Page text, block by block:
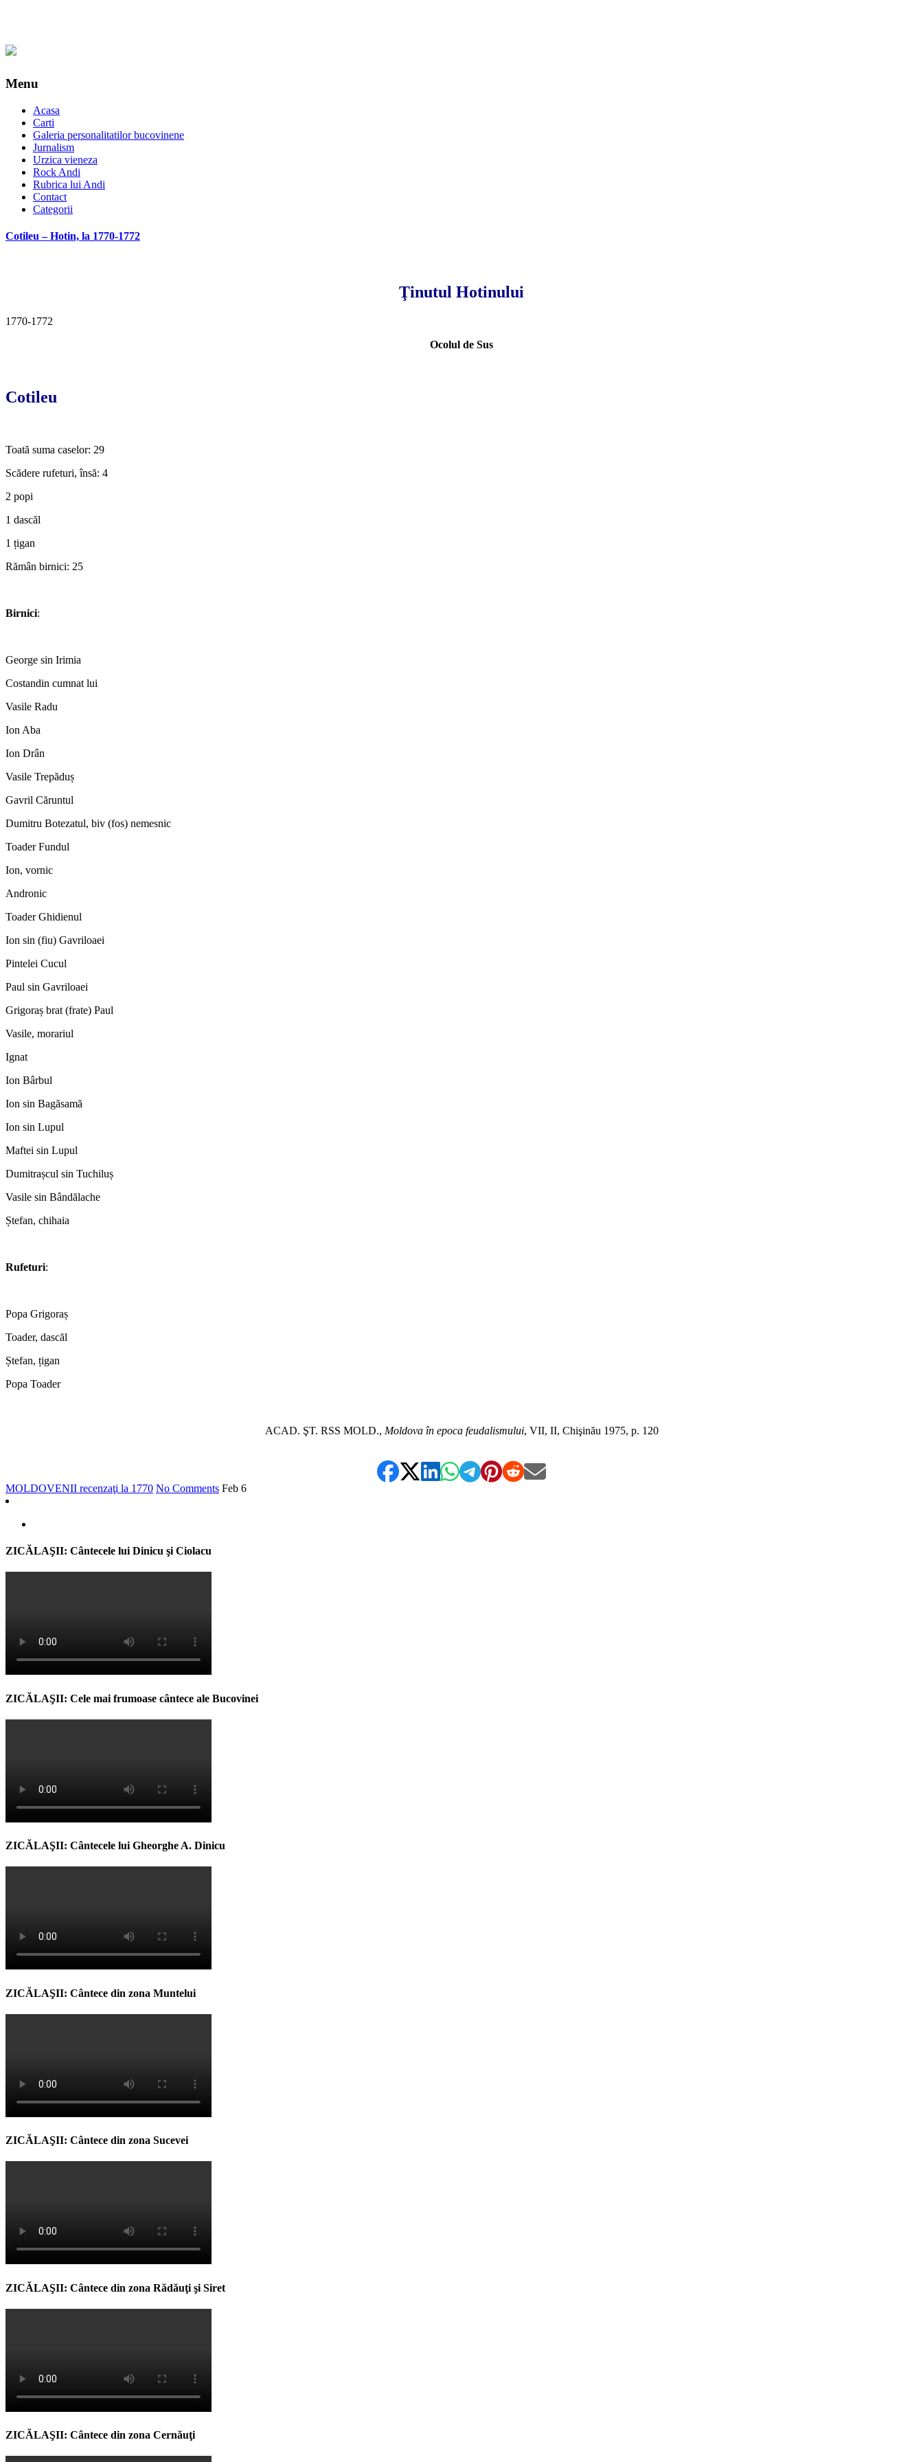
Menu
Acasa
Carti
Galeria personalitatilor bucovinene
Jurnalism
Urzica vieneza
Rock Andi
Rubrica lui Andi
Contact
Categorii
Cotileu – Hotin, la 1770-1772
Ţinutul Hotinului
1770-1772
Ocolul de Sus
Cotileu
Toată suma caselor: 29
Scădere rufeturi, însă: 4
2 popi
1 dascăl
1 țigan
Rămân birnici: 25
Birnici:
George sin Irimia
Costandin cumnat lui
Vasile Radu
Ion Aba
Ion Drân
Vasile Trepăduș
Gavril Căruntul
Dumitru Botezatul, biv (fos) nemesnic
Toader Fundul
Ion, vornic
Andronic
Toader Ghidienul
Ion sin (fiu) Gavriloaei
Pintelei Cucul
Paul sin Gavriloaei
Grigoraș brat (frate) Paul
Vasile, morariul
Ignat
Ion Bârbul
Ion sin Bagăsamă
Ion sin Lupul
Maftei sin Lupul
Dumitrașcul sin Tuchiluș
Vasile sin Bândălache
Ștefan, chihaia
Rufeturi:
Popa Grigoraș
Toader, dascăl
Ștefan, țigan
Popa Toader
ACAD. ŞT. RSS MOLD., Moldova în epoca feudalismului, VII, II, Chişinău 1975, p. 120
MOLDOVENII recenzaţi la 1770 No Comments Feb 6
ZICĂLAŞII: Cântecele lui Dinicu şi Ciolacu
ZICĂLAŞII: Cele mai frumoase cântece ale Bucovinei
ZICĂLAŞII: Cântecele lui Gheorghe A. Dinicu
ZICĂLAŞII: Cântece din zona Muntelui
ZICĂLAŞII: Cântece din zona Sucevei
ZICĂLAŞII: Cântece din zona Rădăuţi şi Siret
ZICĂLAŞII: Cântece din zona Cernăuţi